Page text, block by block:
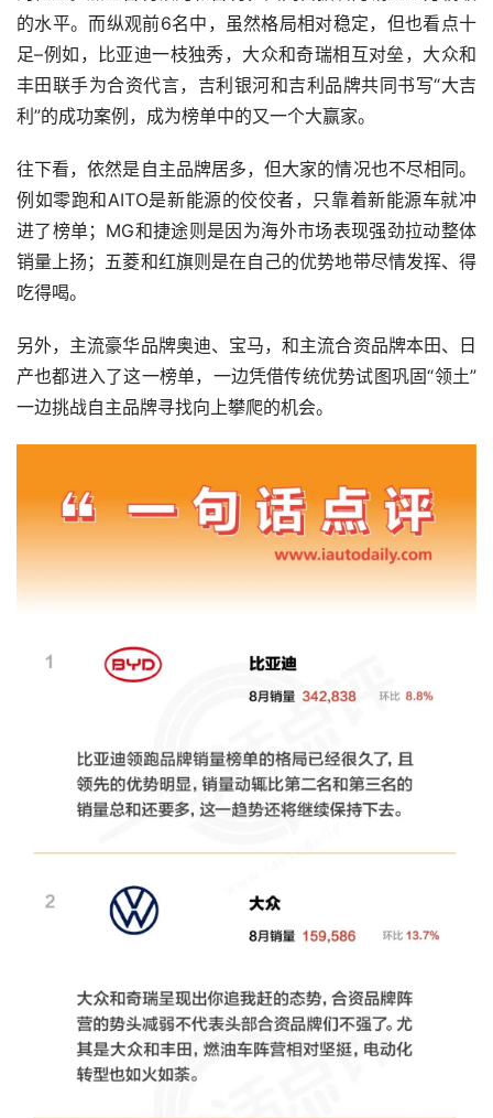
的水平。而纵观前6名中，虽然格局相对稳定，但也看点十
足–例如，比亚迪一枝独秀，大众和奇瑞相互对垒，大众和
丰田联手为合资代言，吉利银河和吉利品牌共同书写“大吉
利”的成功案例，成为榜单中的又一个大赢家。
往下看，依然是自主品牌居多，但大家的情况也不尽相同。
例如零跑和AITO是新能源的佼佼者，只靠着新能源车就冲
进了榜单；MG和捷途则是因为海外市场表现强劲拉动整体
销量上扬；五菱和红旗则是在自己的优势地带尽情发挥、得
吃得喝。
另外，主流豪华品牌奥迪、宝马，和主流合资品牌本田、日
产也都进入了这一榜单，一边凭借传统优势试图巩固“领土”
一边挑战自主品牌寻找向上攀爬的机会。